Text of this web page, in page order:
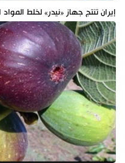
إيران تنتج جهاز «نيدر» لخلط